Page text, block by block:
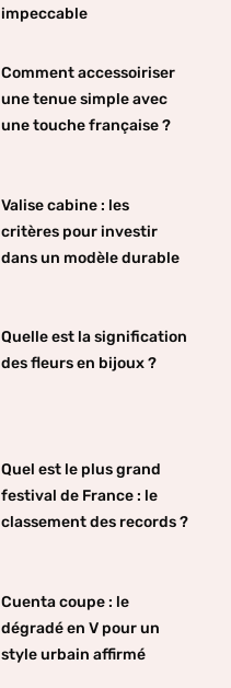
impeccable
Comment accessoiriser
une tenue simple avec
une touche française ?
Valise cabine : les
critères pour investir
dans un modèle durable
Quelle est la signification
des fleurs en bijoux ?
Quel est le plus grand
festival de France : le
classement des records ?
Cuenta coupe : le
dégradé en V pour un
style urbain affirmé